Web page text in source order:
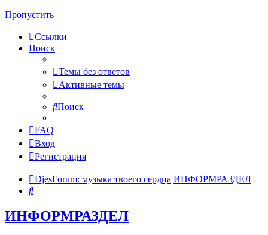
Пропустить
Ссылки
Поиск
Темы без ответов
Активные темы
Поиск
FAQ
Вход
Регистрация
DjesForum: музыка твоего сердца ИНФОРМРАЗДЕЛ
Поиск
ИНФОРМРАЗДЕЛ